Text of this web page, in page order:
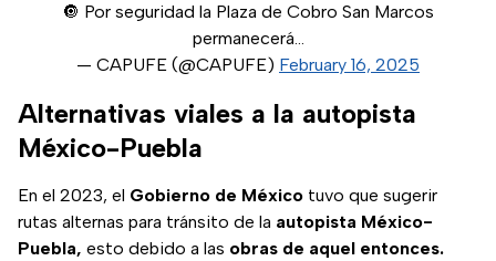
🔘 Por seguridad la Plaza de Cobro San Marcos
permanecerá…
— CAPUFE (@CAPUFE) February 16, 2025
Alternativas viales a la autopista
México-Puebla
En el 2023, el Gobierno de México tuvo que sugerir
rutas alternas para tránsito de la autopista México-
Puebla, esto debido a las obras de aquel entonces.